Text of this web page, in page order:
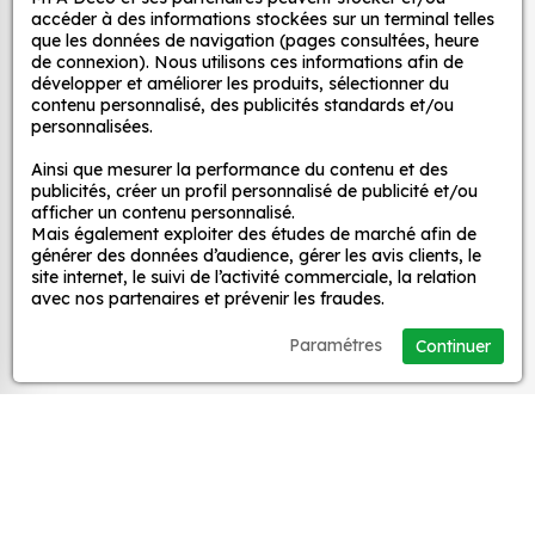
et ce, à moindre coût et sans effort.
Quels sont les avantages de nos stickers
décoration ?
Une grande variété de motifs et de couleurs :
disponibles dans une large gamme de motifs et
de couleurs, ce qui vous permet de trouver le
sticker parfait pour votre décoration.
Une installation facile : nos stickers sont faciles
à installer, même pour les débutants. Il suffit de
la surface souhaitée. Vous pouvez vous aider
d’une raclette si besoin.
décoratifs
MPA Déco
Nos services
Nos sites
Mon Compte
accéder à des informations stockées sur un terminal telles
que les données de navigation (pages consultées, heure
de connexion). Nous utilisons ces informations afin de
développer et améliorer les produits, sélectionner du
contenu personnalisé, des publicités standards et/ou
personnalisées.
Ainsi que mesurer la performance du contenu et des
publicités, créer un profil personnalisé de publicité et/ou
afficher un contenu personnalisé.
Mais également exploiter des études de marché afin de
générer des données d’audience, gérer les avis clients, le
site internet, le suivi de l’activité commerciale, la relation
avec nos partenaires et prévenir les fraudes.
Continuer
Paramétres